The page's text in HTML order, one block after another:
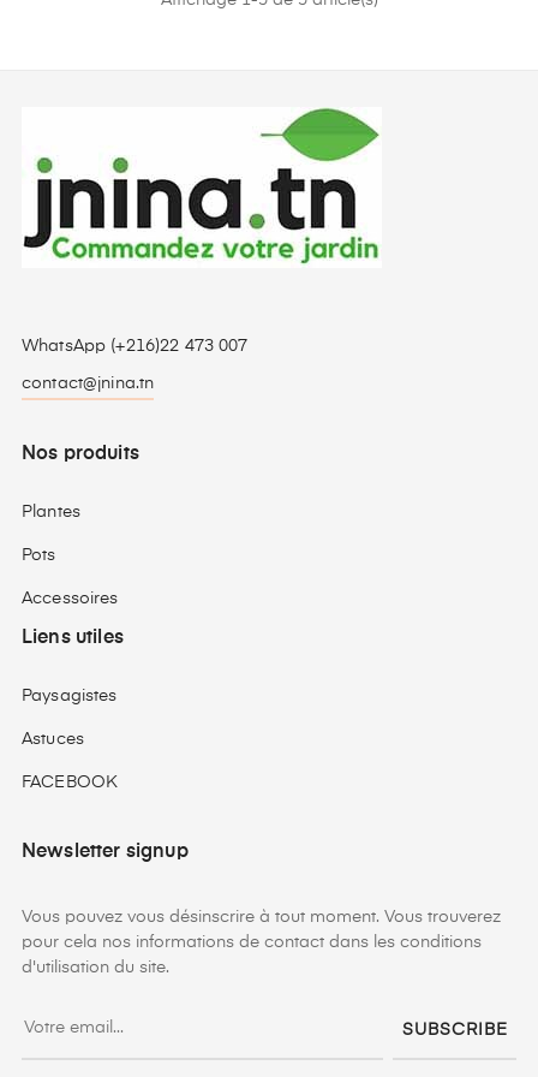
WhatsApp (+216)22 473 007
contact@jnina.tn
Nos produits
Plantes
Pots
Accessoires
Liens utiles
Paysagistes
Astuces
FACEBOOK
Newsletter signup
Vous pouvez vous désinscrire à tout moment. Vous trouverez
pour cela nos informations de contact dans les conditions
d'utilisation du site.
SUBSCRIBE